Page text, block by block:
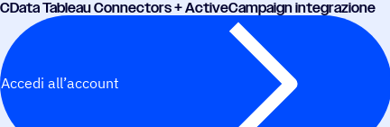
CData Tableau Connec­tors + ActiveCampaign integrazione
Accedi all’account